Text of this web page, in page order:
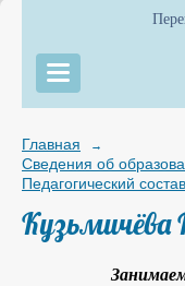
Главная →
Сведения об
Педагогический состав
Кузьмичёва